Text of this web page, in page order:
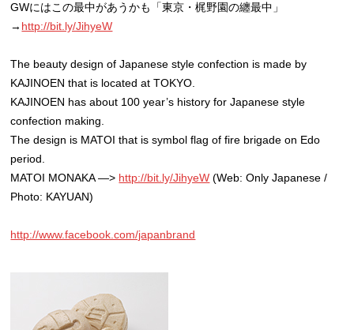
GWにはこの最中があうかも「東京・梶野園の纏最中」
→ http://bit.ly/JihyeW
The beauty design of Japanese style confection is made by
KAJINOEN that is located at TOKYO.
KAJINOEN has about 100 year’s history for Japanese style
confection making.
The design is MATOI that is symbol flag of fire brigade on Edo
period.
MATOI MONAKA —> http://bit.ly/JihyeW (Web: Only Japanese /
Photo: KAYUAN)
http://www.facebook.com/japanbrand